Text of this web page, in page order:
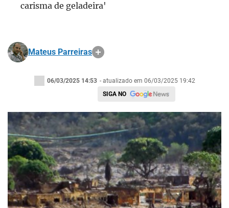
carisma de geladeira'
Mateus Parreiras
06/03/2025 14:53 - atualizado em 06/03/2025 19:42
SIGA NO